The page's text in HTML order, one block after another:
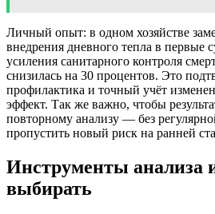
Личный опыт: в одном хозяйстве
внедрения дневного тепла в первые
усиления санитарного контроля
снизилась на 30 процентов. Это
профилактика и точный учёт
эффект. Так же важно, чтобы
повторному анализу — без
пропустить новый риск на ранней
Инструменты анализа
выбирать